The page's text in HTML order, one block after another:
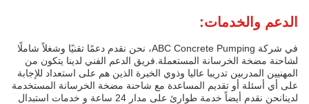
الدعم والخدمات:
في شركة ABC Concrete Pumping، نحن نقدم دعمًا تقنيًا وشغلاً شاملًا
لشاحنة مضخة الخرسانة المستعملة.فريق الدعم الفني لدينا يتكون من
المهنيين المدربين تدريبا عاليا وذوي الخبرة الذين هم على استعداد للإجابة
على أي أسئلة أو تقديم المساعدة مع شاحنة مضخة الخرسانة المستخدمة
لدينانحن نقدم أيضاً خدمة طوارئ على مدار 24 ساعة و خدمات استبدال